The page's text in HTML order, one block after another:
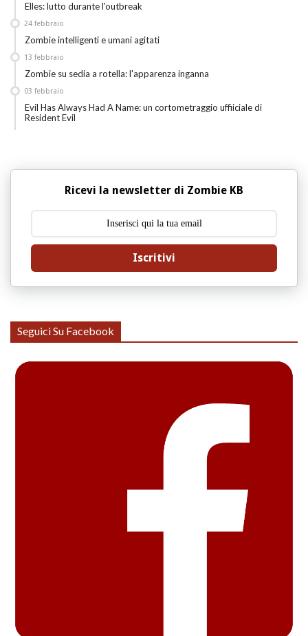
Elles: lutto durante l'outbreak
Zombie intelligenti e umani agitati
24 febbraio
Zombie su sedia a rotella: l'apparenza inganna
13 febbraio
Evil Has Always Had A Name: un cortometraggio uffiiciale di
Resident Evil
03 febbraio
Ricevi la newsletter di Zombie KB
Iscritivi
Seguici Su Facebook